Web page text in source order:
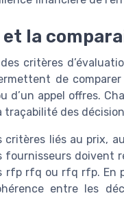
la
critères
de
d’un appel offres.
des
liés au prix,
doivent
rfp rfq ou rfq rfp. En
entre les